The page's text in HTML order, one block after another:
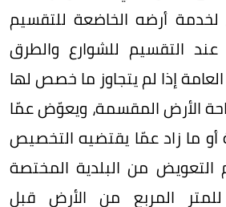
أرضه الخاضعة للتقسيم
التقسيم للشوارع والطرق
إذا لم يتجاوز ما خصص لها
الأرض المقسمة، ويعوّض عمّا
ما زاد عمّا يقتضيه التخصيص
التعويض من البلدية المختصة
للمتر المربع من الأرض قبل